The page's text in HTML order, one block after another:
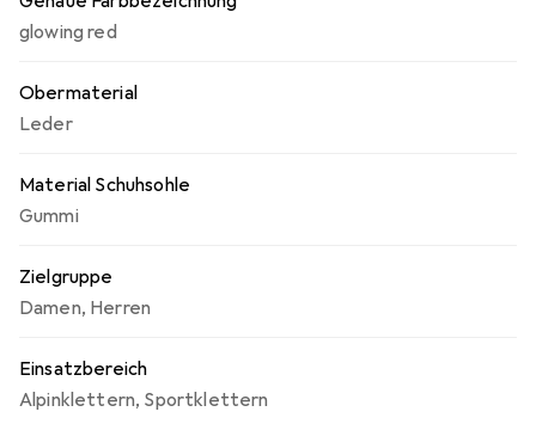
glowing red
Obermaterial
Leder
Material Schuhsohle
Gummi
Zielgruppe
Damen, Herren
Einsatzbereich
Alpinklettern, Sportklettern